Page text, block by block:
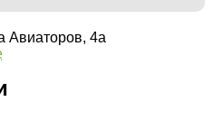
Авиаторов, 4а